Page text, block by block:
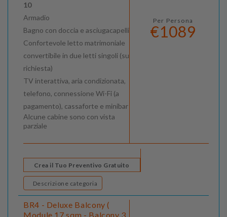
10
Armadio
Bagno con doccia e asciugacapelli
Confortevole letto matrimoniale
convertibile in due letti singoli (su
richiesta)
TV interattiva, aria condizionata,
telefono, connessione Wi-Fi (a
pagamento), cassaforte e minibar
Alcune cabine sono con vista
parziale
Per Persona
€1089
Crea il Tuo Preventivo Gratuito
Descrizione categoria
BR4 - Deluxe Balcony (
Module 17 sqm - Balcony 3